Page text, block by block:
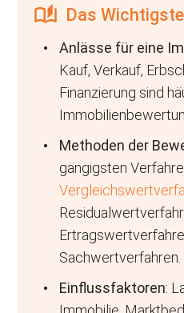
Das
Anlässe für eine
Kauf, Verkauf,
Finanzierung sind
Methoden der
gängigsten
Sachwertverfahren.
Einflussfaktoren: